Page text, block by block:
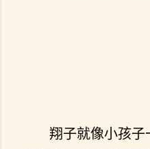
翔子就像小孩